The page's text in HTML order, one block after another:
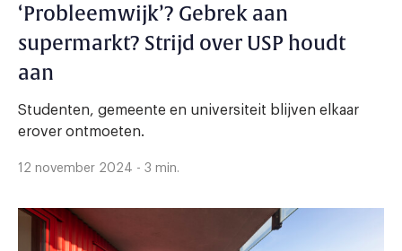
‘Probleemwijk’? Gebrek aan
supermarkt? Strijd over USP houdt
aan
Studenten, gemeente en universiteit blijven elkaar
erover ontmoeten.
12 november 2024 - 3 min.